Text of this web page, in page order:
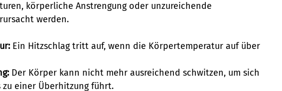
körperliche Anstrengung oder unzureichende
werden.
Ein Hitzschlag tritt auf, wenn die Körpertemperatur auf über
Der Körper kann nicht mehr ausreichend schwitzen, um sich
zu einer Überhitzung führt.